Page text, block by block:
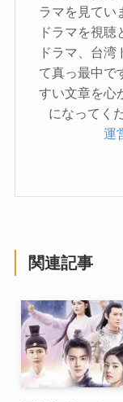
ラマを見てい
ドラマを視
ドラマ、台
て真っ最中で
すい文章を心
になってく
運
関連記事